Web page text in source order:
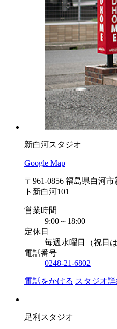
新白河スタジオ
Google Map
〒961-0856 福島県白河
ト新白河101
営業時間
9:00～18:00
定休日
毎週水曜日（祝日
電話番号
0248-21-6802
電話をかける スタジオ
足利スタジオ